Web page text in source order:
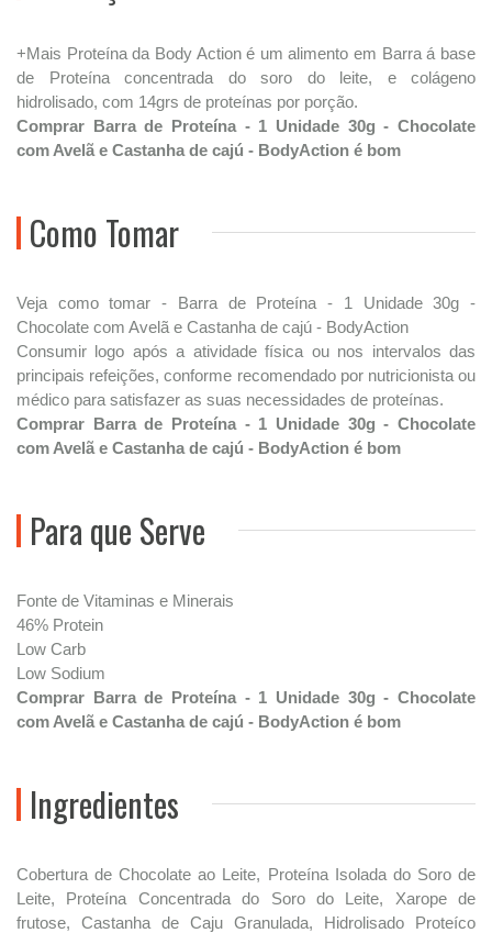
+Mais Proteína da Body Action é um alimento em Barra á base
de Proteína concentrada do soro do leite, e colágeno
hidrolisado, com 14grs de proteínas por porção.
Comprar Barra de Proteína - 1 Unidade 30g - Chocolate
com Avelã e Castanha de cajú - BodyAction é bom
Como Tomar
Veja como tomar - Barra de Proteína - 1 Unidade 30g -
Chocolate com Avelã e Castanha de cajú - BodyAction
Consumir logo após a atividade física ou nos intervalos das
principais refeições, conforme recomendado por nutricionista ou
médico para satisfazer as suas necessidades de proteínas.
Comprar Barra de Proteína - 1 Unidade 30g - Chocolate
com Avelã e Castanha de cajú - BodyAction é bom
Para que Serve
Fonte de Vitaminas e Minerais
46% Protein
Low Carb
Low Sodium
Comprar Barra de Proteína - 1 Unidade 30g - Chocolate
com Avelã e Castanha de cajú - BodyAction é bom
Ingredientes
Cobertura de Chocolate ao Leite, Proteína Isolada do Soro de
Leite, Proteína Concentrada do Soro do Leite, Xarope de
frutose, Castanha de Caju Granulada, Hidrolisado Proteíco